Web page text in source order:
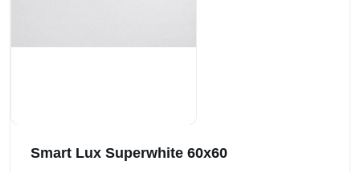
Smart Lux Superwhite 60x60